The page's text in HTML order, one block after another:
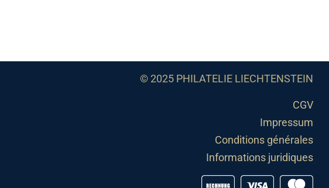
© 2025 PHILATELIE LIECHTENSTEIN
CGV
Impressum
Conditions générales
Informations juridiques